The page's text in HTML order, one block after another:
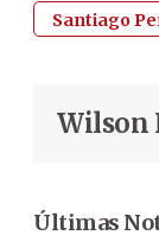
Santiago
Wilson
Últimas